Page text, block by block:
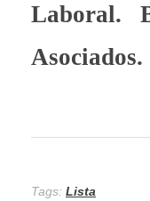
Laboral.
Asociados.
Tags: Lista